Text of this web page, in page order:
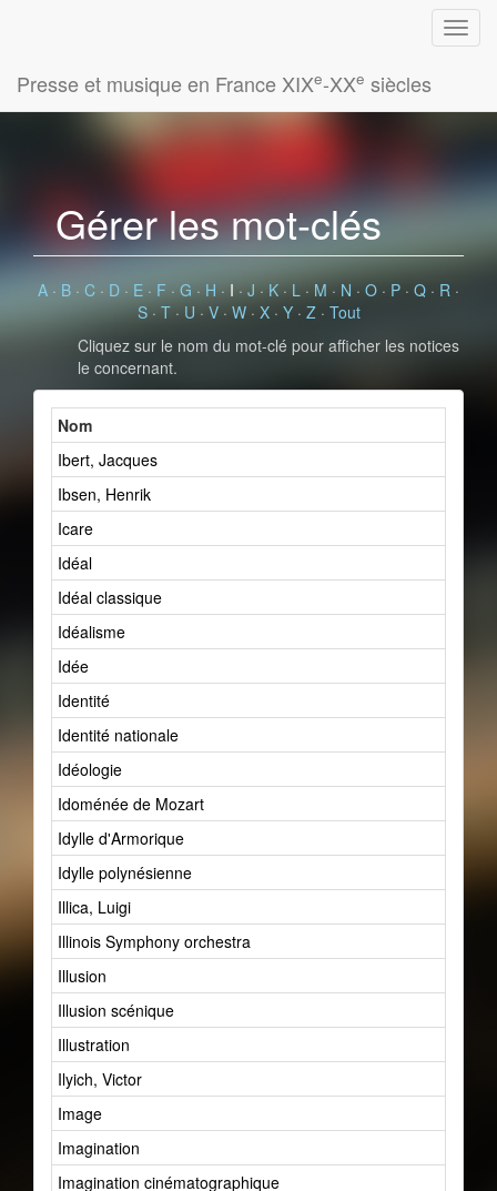
Presse et musique en France XIXe-XXe siècles
Gérer les mot-clés
A · B · C · D · E · F · G · H · I · J · K · L · M · N · O · P · Q · R ·
S· T· U · V· W· X· Y· Z· Tout
Cliquez sur le nom du mot-clé pour afficher les notices
le concernant.
Nom
Ibert, Jacques
Ibsen, Henrik
Icare
Idéal
Idéal classique
Idéalisme
Idée
Identité
Identité nationale
Idéologie
Idoménée de Mozart
Idylle d'Armorique
Idylle polynésienne
Illica, Luigi
Illinois Symphony orchestra
Illusion
Illusion scénique
Illustration
Ilyich, Victor
Image
Imagination
Imagination cinématographique